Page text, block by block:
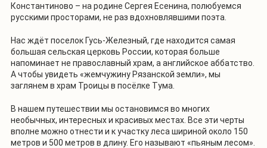
Константиново – на родине Сергея Есенина, полюбуемся
русскими просторами, не раз вдохновлявшими поэта.
Нас ждёт поселок Гусь-Железный, где находится самая
большая сельская церковь России, которая больше
напоминает не православный храм, а английское аббатство.
А чтобы увидеть «жемчужину Рязанской земли», мы
заглянем в храм Троицы в посёлке Тума.
В нашем путешествии мы остановимся во многих
необычных, интересных и красивых местах. Все эти черты
вполне можно отнести и к участку леса шириной около 150
метров и 500 метров в длину. Его называют «пьяным лесом».